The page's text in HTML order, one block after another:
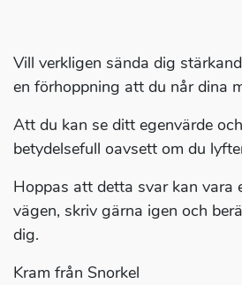
Vill verkligen sända dig
en förhoppning att du når dina
Att du kan se ditt egenvärde
betydelsefull oavsett om du
Hoppas att detta svar kan vara
vägen, skriv gärna igen och
dig.
Kram från Snorkel